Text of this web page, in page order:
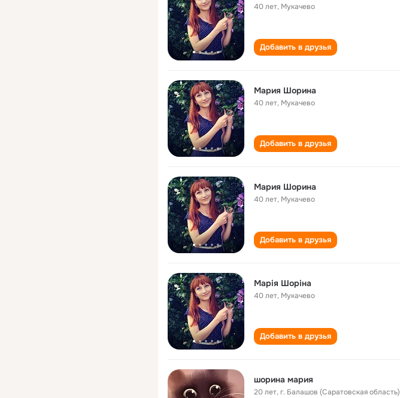
40 лет, Мукачево
Добавить в друзья
Мария Шорина
40 лет, Мукачево
Добавить в друзья
Мария Шорина
40 лет, Мукачево
Добавить в друзья
Марія Шоріна
40 лет, Мукачево
Добавить в друзья
шорина мария
20 лет,г. Балашов (Саратовская область)